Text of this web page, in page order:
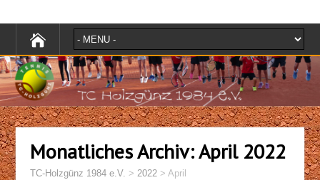
Monatliches Archiv:April 2022
TC-Holzgünz 1984 e.V. > 2022 >April